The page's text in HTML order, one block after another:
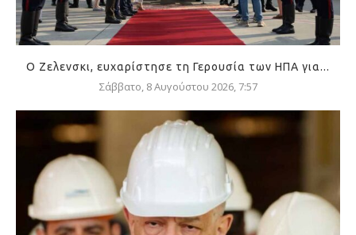
Ο Ζελενσκι, ευχαρίστησε τη Γερουσία των ΗΠΑ για...
Σάββατο, 8 Αυγούστου 2026, 7:57